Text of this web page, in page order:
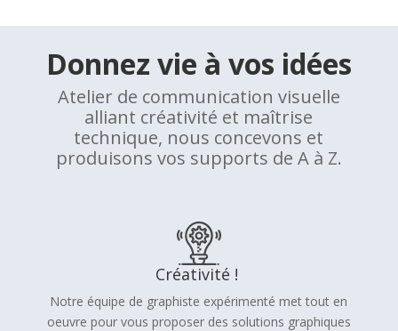
Donnez vie à vos idées
Atelier de communication visuelle
alliant créativité et maîtrise
technique, nous concevons et
produisons vos supports de A à Z.
Créativité !
Notre équipe de graphiste expérimenté met tout en
oeuvre pour vous proposer des solutions graphiques